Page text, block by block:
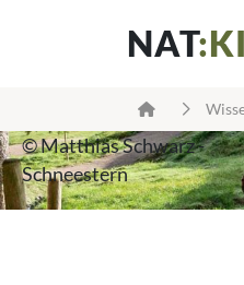
NAT
© Matthias Schwarz -
Schneestern